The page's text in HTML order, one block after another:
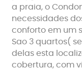
a praia, o
necessidades
conforto em um
Sao 3 quartos(
delas esta
cobertura, com